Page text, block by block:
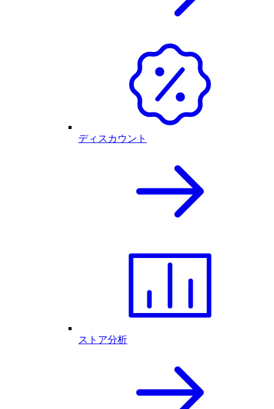
ディスカウント
ストア分析